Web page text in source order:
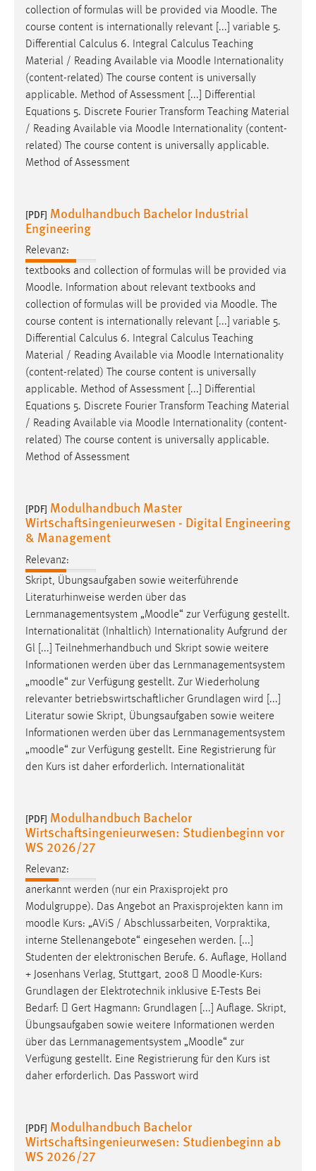
collection of formulas will be provided via Moodle. The
course content is internationally relevant [...] variable 5.
Differential Calculus 6. Integral Calculus Teaching
Material / Reading Available via Moodle Internationality
(content-related) The course content is universally
applicable. Method of Assessment [...] Differential
Equations 5. Discrete Fourier Transform Teaching Material
/ Reading Available via Moodle Internationality (content-
related) The course content is universally applicable.
Method of Assessment
[PDF] Modulhandbuch Bachelor Industrial
Engineering
Relevanz:
textbooks and collection of formulas will be provided via
Moodle. Information about relevant textbooks and
collection of formulas will be provided via Moodle. The
course content is internationally relevant [...] variable 5.
Differential Calculus 6. Integral Calculus Teaching
Material / Reading Available via Moodle Internationality
(content-related) The course content is universally
applicable. Method of Assessment [...] Differential
Equations 5. Discrete Fourier Transform Teaching Material
/ Reading Available via Moodle Internationality (content-
related) The course content is universally applicable.
Method of Assessment
[PDF] Modulhandbuch Master
Wirtschaftsingenieurwesen - Digital Engineering
& Management
Relevanz:
Skript, Übungsaufgaben sowie weiterführende
Literaturhinweise werden über das
Lernmanagementsystem „Moodle“ zur Verfügung gestellt.
Internationalität (Inhaltlich) Internationality Aufgrund der
Gl [...] Teilnehmerhandbuch und Skript sowie weitere
Informationen werden über das Lernmanagementsystem
„moodle“ zur Verfügung gestellt. Zur Wiederholung
relevanter betriebswirtschaftlicher Grundlagen wird [...]
Literatur sowie Skript, Übungsaufgaben sowie weitere
Informationen werden über das Lernmanagementsystem
„moodle“ zur Verfügung gestellt. Eine Registrierung für
den Kurs ist daher erforderlich. Internationalität
[PDF] Modulhandbuch Bachelor
Wirtschaftsingenieurwesen: Studienbeginn vor
WS 2026/27
Relevanz:
anerkannt werden (nur ein Praxisprojekt pro
Modulgruppe). Das Angebot an Praxisprojekten kann im
moodle Kurs: „AViS / Abschlussarbeiten, Vorpraktika,
interne Stellenangebote“ eingesehen werden. [...]
Studenten der elektronischen Berufe. 6. Auflage, Holland
+ Josenhans Verlag, Stuttgart, 2008  Moodle-Kurs:
Grundlagen der Elektrotechnik inklusive E-Tests Bei
Bedarf:  Gert Hagmann: Grundlagen [...] Auflage. Skript,
Übungsaufgaben sowie weitere Informationen werden
über das Lernmanagementsystem „Moodle“ zur
Verfügung gestellt. Eine Registrierung für den Kurs ist
daher erforderlich. Das Passwort wird
[PDF] Modulhandbuch Bachelor
Wirtschaftsingenieurwesen: Studienbeginn ab
WS 2026/27
Zweck:
Für performante Seitenauslieferung wird in diesem Cookie
gespeichert, ob man eingeloggt ist.
Sprachpräferenz
Name:
site-language-preference
Zweck:
Cookie Laufzeit:
30 Tage
Chat
Name:
MibewSessionID, MIBEW_UserID, mibew_locale, mibew-
chat-frame-style-5e9dbeb1811c0446
Zweck:
Wird benötigt um die Chatfunktion nutzen zu können.
Cookie Laufzeit:
MibewSessionID, mibew-chat-frame-style-
5e9dbeb1811c0446 = Sitzungslaufzeit, mibew_locale = 3
Jahre, MIBEW_UserID = 1 Jahr
Name:
fe_user, be_user, be_lastLoginProvider
Dieser Cookie ist notwendig um sich an der Website
einloggen zu können.
Cookie Laufzeit:
24 Stunden
STATISTIK
Statistik Cookies erfassen Informationen anonym.
Diese Informationen helfen uns zu verstehen, wie
unsere Besucher unsere Website nutzen.
Matomo
_pk_ref, _pk_cvar, _pk_id, _pk_ses
Zweck:
Zugriffsstatistik
Cookie Laufzeit:
Max. 13 Monate
MARKETING
Marketing Cookies werden von Drittanbietern
verwendet, um personalisierte Werbung anzuzeigen.
Sie tun dies, indem sie Besucher über Websites
hinweg verfolgen.
Google Ads
Anbieter:
Google Ireland Limited